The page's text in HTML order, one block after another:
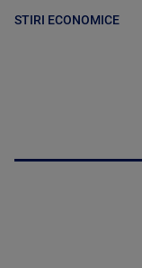
STIRI ECONOMICE